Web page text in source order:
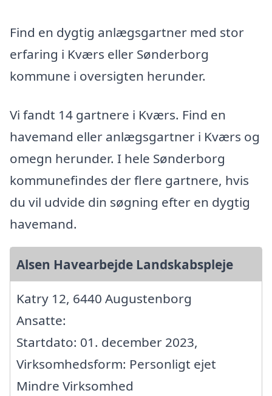
Find en dygtig anlægsgartner med stor
erfaring i Kværs eller Sønderborg
kommune i oversigten herunder.
Vi fandt 14 gartnere i Kværs. Find en
havemand eller anlægsgartner i Kværs og
omegn herunder. I hele Sønderborg
kommunefindes der flere gartnere, hvis
du vil udvide din søgning efter en dygtig
havemand.
Alsen Havearbejde Landskabspleje
Katry 12, 6440 Augustenborg
Ansatte:
Startdato: 01. december 2023,
Virksomhedsform: Personligt ejet
Mindre Virksomhed